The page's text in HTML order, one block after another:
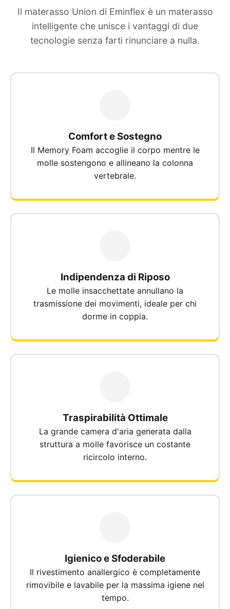
Il materasso Union di Eminflex è un materasso
intelligente che unisce i vantaggi di due
tecnologie senza farti rinunciare a nulla.
Comfort e Sostegno
Il Memory Foam accoglie il corpo mentre le
molle sostengono e allineano la colonna
vertebrale.
Indipendenza di Riposo
Le molle insacchettate annullano la
trasmissione dei movimenti, ideale per chi
dorme in coppia.
Traspirabilità Ottimale
La grande camera d'aria generata dalla
struttura a molle favorisce un costante
ricircolo interno.
Igienico e Sfoderabile
Il rivestimento anallergico è completamente
rimovibile e lavabile per la massima igiene nel
tempo.